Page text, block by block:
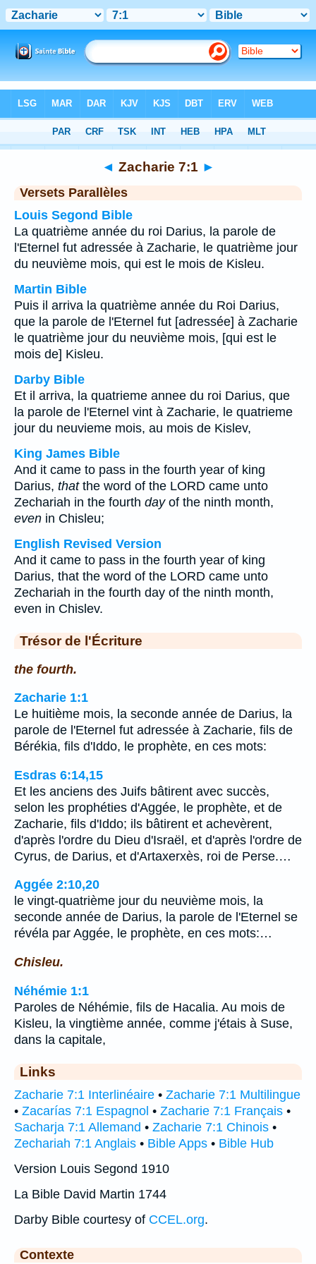
Chapitre 7 > Verset 1
◄ Zacharie 7:1 ►
Versets Parallèles
Louis Segond Bible
La quatrième année du roi Darius, la parole de
l'Eternel fut adressée à Zacharie, le quatrième jour
du neuvième mois, qui est le mois de Kisleu.
Martin Bible
Puis il arriva la quatrième année du Roi Darius,
que la parole de l'Eternel fut [adressée] à Zacharie
le quatrième jour du neuvième mois, [qui est le
mois de] Kisleu.
Darby Bible
Et il arriva, la quatrieme annee du roi Darius, que
la parole de l'Eternel vint à Zacharie, le quatrieme
jour du neuvieme mois, au mois de Kislev,
King James Bible
And it came to pass in the fourth year of king
Darius, thatthe word of the LORD came unto
Zechariah in the fourth dayof the ninth month,
even in Chisleu;
English Revised Version
And it came to pass in the fourth year of king
Darius, that the word of the LORD came unto
Zechariah in the fourth day of the ninth month,
even in Chislev.
Trésor de l'Écriture
the fourth.
Zacharie 1:1
Le huitième mois, la seconde année de Darius, la
parole de l'Eternel fut adressée à Zacharie, fils de
Bérékia, fils d'Iddo, le prophète, en ces mots:
Esdras 6:14,15
Et les anciens des Juifs bâtirent avec succès,
selon les prophéties d'Aggée, le prophète, et de
Zacharie, fils d'Iddo; ils bâtirent et achevèrent,
d'après l'ordre du Dieu d'Israël, et d'après l'ordre de
Cyrus, de Darius, et d'Artaxerxès, roi de Perse.…
Aggée 2:10,20
le vingt-quatrième jour du neuvième mois, la
seconde année de Darius, la parole de l'Eternel se
révéla par Aggée, le prophète, en ces mots:…
Chisleu.
Néhémie 1:1
Paroles de Néhémie, fils de Hacalia. Au mois de
Kisleu, la vingtième année, comme j'étais à Suse,
dans la capitale,
Links
Zacharie 7:1 Interlinéaire • Zacharie 7:1 Multilingue
• Zacarías 7:1 Espagnol • Zacharie 7:1 Français •
Sacharja 7:1 Allemand • Zacharie 7:1 Chinois •
Zechariah 7:1 Anglais • Bible Apps • Bible Hub
Version Louis Segond 1910
La Bible David Martin 1744
Darby Bible courtesy of CCEL.org.
Contexte